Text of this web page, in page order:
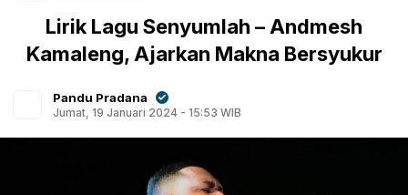
Lirik Lagu Senyumlah – Andmesh
Kamaleng, Ajarkan Makna Bersyukur
Pandu Pradana
Jumat, 19 Januari 2024 - 15:53 WIB